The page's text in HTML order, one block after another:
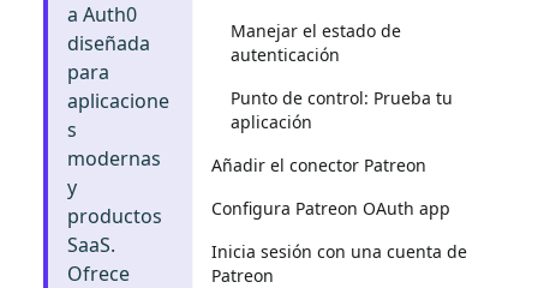
a Auth0
diseñada
para
aplicacione
s
modernas
y
productos
SaaS.
Ofrece
Manejar el estado de
autenticación
Punto de control: Prueba tu
aplicación
Añadir el conector Patreon
Configura Patreon OAuth app
Inicia sesión con una cuenta de
Patreon